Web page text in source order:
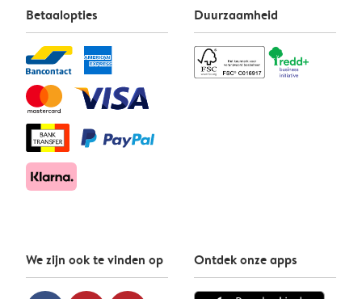
Betaalopties Duurzaamheid
We zijn ook te vinden op Ontdek onze apps